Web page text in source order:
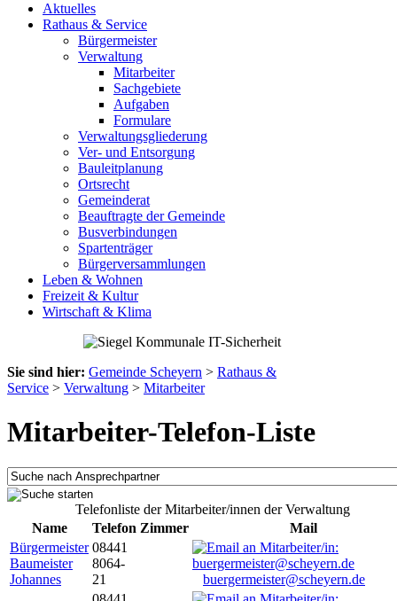
Aktuelles
Rathaus & Service
Bürgermeister
Verwaltung
Mitarbeiter
Sachgebiete
Aufgaben
Formulare
Verwaltungsgliederung
Ver- und Entsorgung
Bauleitplanung
Ortsrecht
Gemeinderat
Beauftragte der Gemeinde
Busverbindungen
Spartenträger
Bürgerversammlungen
Leben & Wohnen
Freizeit & Kultur
Wirtschaft & Klima
Sie sind hier: Gemeinde Scheyern > Rathaus &
Service > Verwaltung > Mitarbeiter
Mitarbeiter-Telefon-Liste
Telefonliste der Mitarbeiter/innen der Verwaltung
Name
Telefon Zimmer
Mail
Bürgermeister
Baumeister
Johannes
08441
8064-
21
buergermeister@scheyern.de